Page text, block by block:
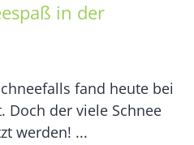
in der
fand heute bei
Doch der viele Schnee
werden! ...